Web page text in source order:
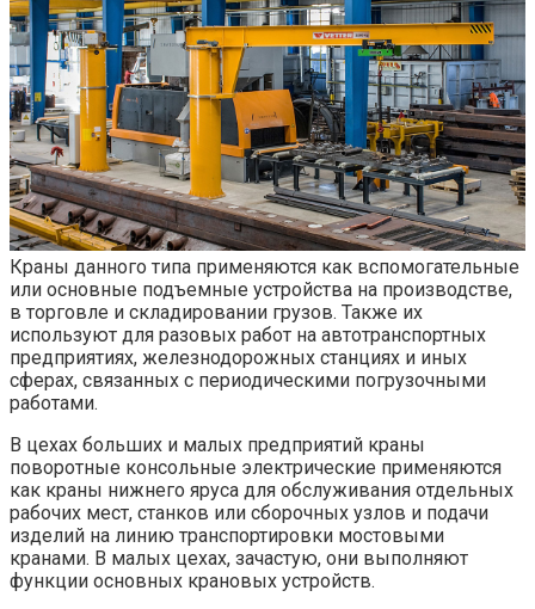
Краны данного типа применяются как вспомогательные
или основные подъемные устройства на производстве,
в торговле и складировании грузов. Также их
используют для разовых работ на автотранспортных
предприятиях, железнодорожных станциях и иных
сферах, связанных с периодическими погрузочными
работами.
В цехах больших и малых предприятий краны
поворотные консольные электрические применяются
как краны нижнего яруса для обслуживания отдельных
рабочих мест, станков или сборочных узлов и подачи
изделий на линию транспортировки мостовыми
кранами. В малых цехах, зачастую, они выполняют
функции основных крановых устройств.